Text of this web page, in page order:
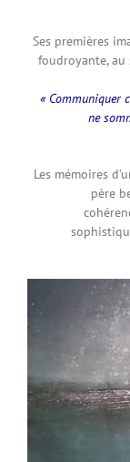
Ses premières
foudroyante, au
« Communiquer
ne
Les mémoires
père